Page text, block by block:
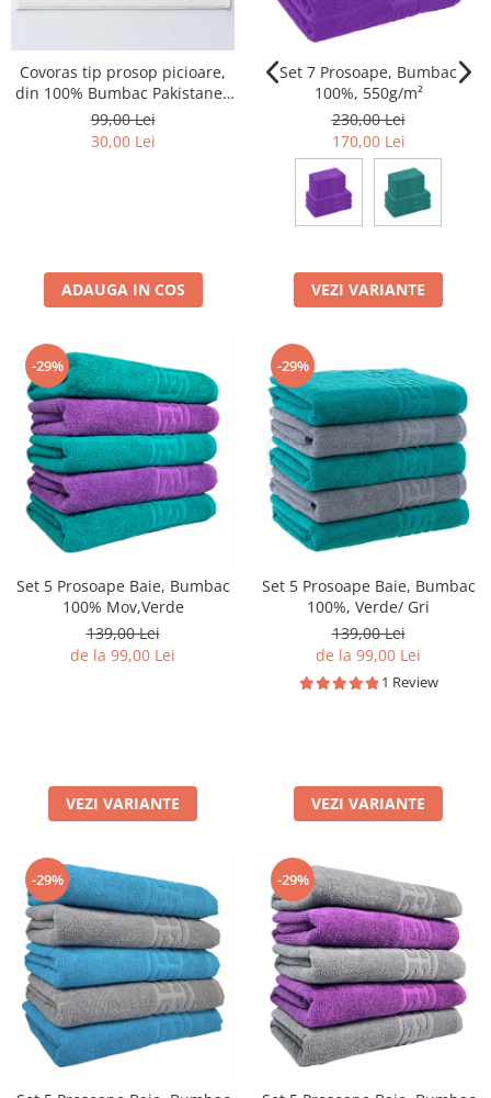
Covoras tip prosop picioare,
din 100% Bumbac Pakistanez
pentru baie 50x70cm
99,00 Lei
30,00 Lei
ADAUGA IN COS
Set 7 Prosoape, Bumbac
100%, 550g/m²
230,00 Lei
170,00 Lei
VEZI VARIANTE
-29%
Set 5 Prosoape Baie, Bumbac
100% Mov,Verde
139,00 Lei
de la 99,00 Lei
VEZI VARIANTE
-29%
Set 5 Prosoape Baie, Bumbac
100%, Verde/ Gri
139,00 Lei
de la 99,00 Lei
1 Review
VEZI VARIANTE
-29% -29%